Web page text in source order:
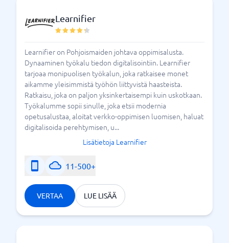
Learnifier
Learnifier on Pohjoismaiden johtava oppimisalusta.
Dynaaminen työkalu tiedon digitalisointiin. Learnifier
tarjoaa monipuolisen työkalun, joka ratkaisee monet
aikamme yleisimmistä työhön liittyvistä haasteista.
Ratkaisu, joka on paljon yksinkertaisempi kuin uskotkaan.
Työkalumme sopii sinulle, joka etsii modernia
opetusalustaa, aloitat verkko-oppimisen luomisen, haluat
digitalisoida perehtymisen, u...
Lisätietoja Learnifier
11-500+
VERTAA LUE LISÄÄ